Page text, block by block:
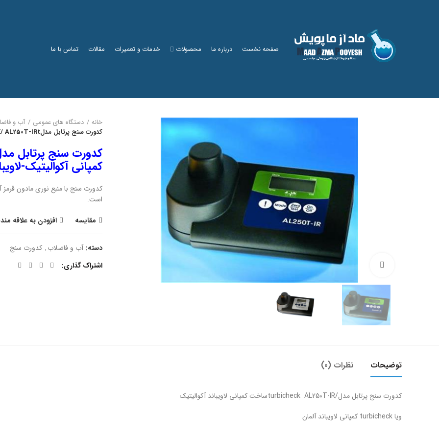
صفحه نخست درباره ما محصولات خدمات و تعمیرات مقالات تماس با ما
بزرگنمایی تصویر
خانه دستگاه های عمومی
آب و
کدورت سنج پرتابل مدلTURBICHECK/ AL250T-IRtساخت کمپانی آکوالیتیک-لاویباند آلمان
کمپانی آکوالیتیک-
کدورت سنج با منبع نوری مادون
است.
مقایسه
افزودن به علاقه
دسته: آب و فاضلاب, کدورت سنج
اشتراک گذاری
توضیحات نظرات (0)
کدورت سنج پرتابل مدل/turbicheck AL250T-IRساخت کمپانی لاویباند آکوالیتیک
ویا turbicheck کمپانی لاویباند آلمان